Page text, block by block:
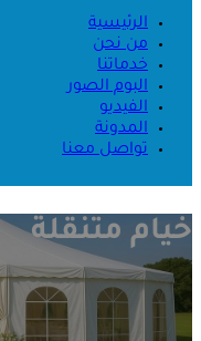
الرئيسية
من نحن
خدماتنا
البوم الصور
الفيديو
المدونة
تواصل معنا
خيام متنقلة